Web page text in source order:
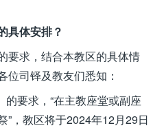
具体安排？
要求，结合本教区的具体情
位司铎及教友们悉知：
要求，“在主教座堂或副座
”，教区将于2024年12月29日